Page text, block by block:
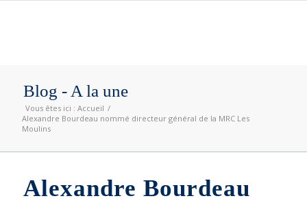
Blog - A la une
Vous êtes ici : Accueil /
Alexandre Bourdeau nommé directeur général de la MRC Les
Moulins
Alexandre Bourdeau